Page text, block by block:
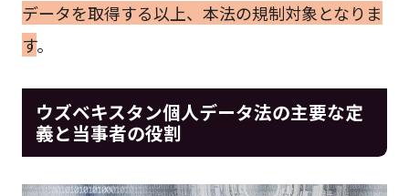
データを取得する以上、本法の規制対象となりま
す。
ウズベキスタン個人データ法の主要な定
義と当事者の役割